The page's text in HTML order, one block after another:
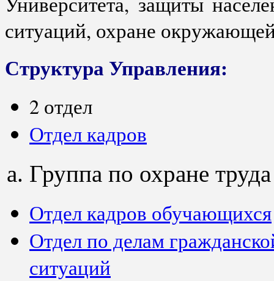
ситуаций, охране
Структура Управления:
2 отдел
Отдел кадров
Группа по охране
Отдел кадров обучающихся
Отдел по делам
ситуаций